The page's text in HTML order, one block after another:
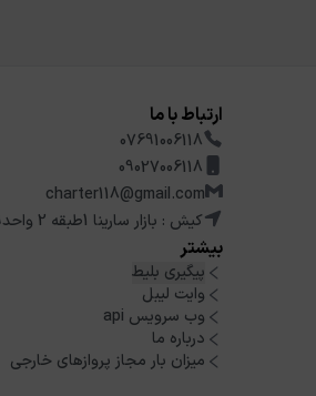
ارتباط با ما
07691006118
09027006118
charter118@gmail.com
کیش : بازار سارینا 1طبقه 2 واحد209
بیشتر
پیگیری بلیط
وایت لیبل
وب سرویس api
درباره ما
میزان بار مجاز پروازهای خارجی